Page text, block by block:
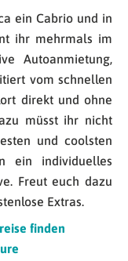
ein Cabrio und in
ihr mehrmals im
Autoanmietung,
vom schnellen
direkt und ohne
müsst ihr nicht
und coolsten
ein individuelles
Freut euch dazu
Extras.
finden